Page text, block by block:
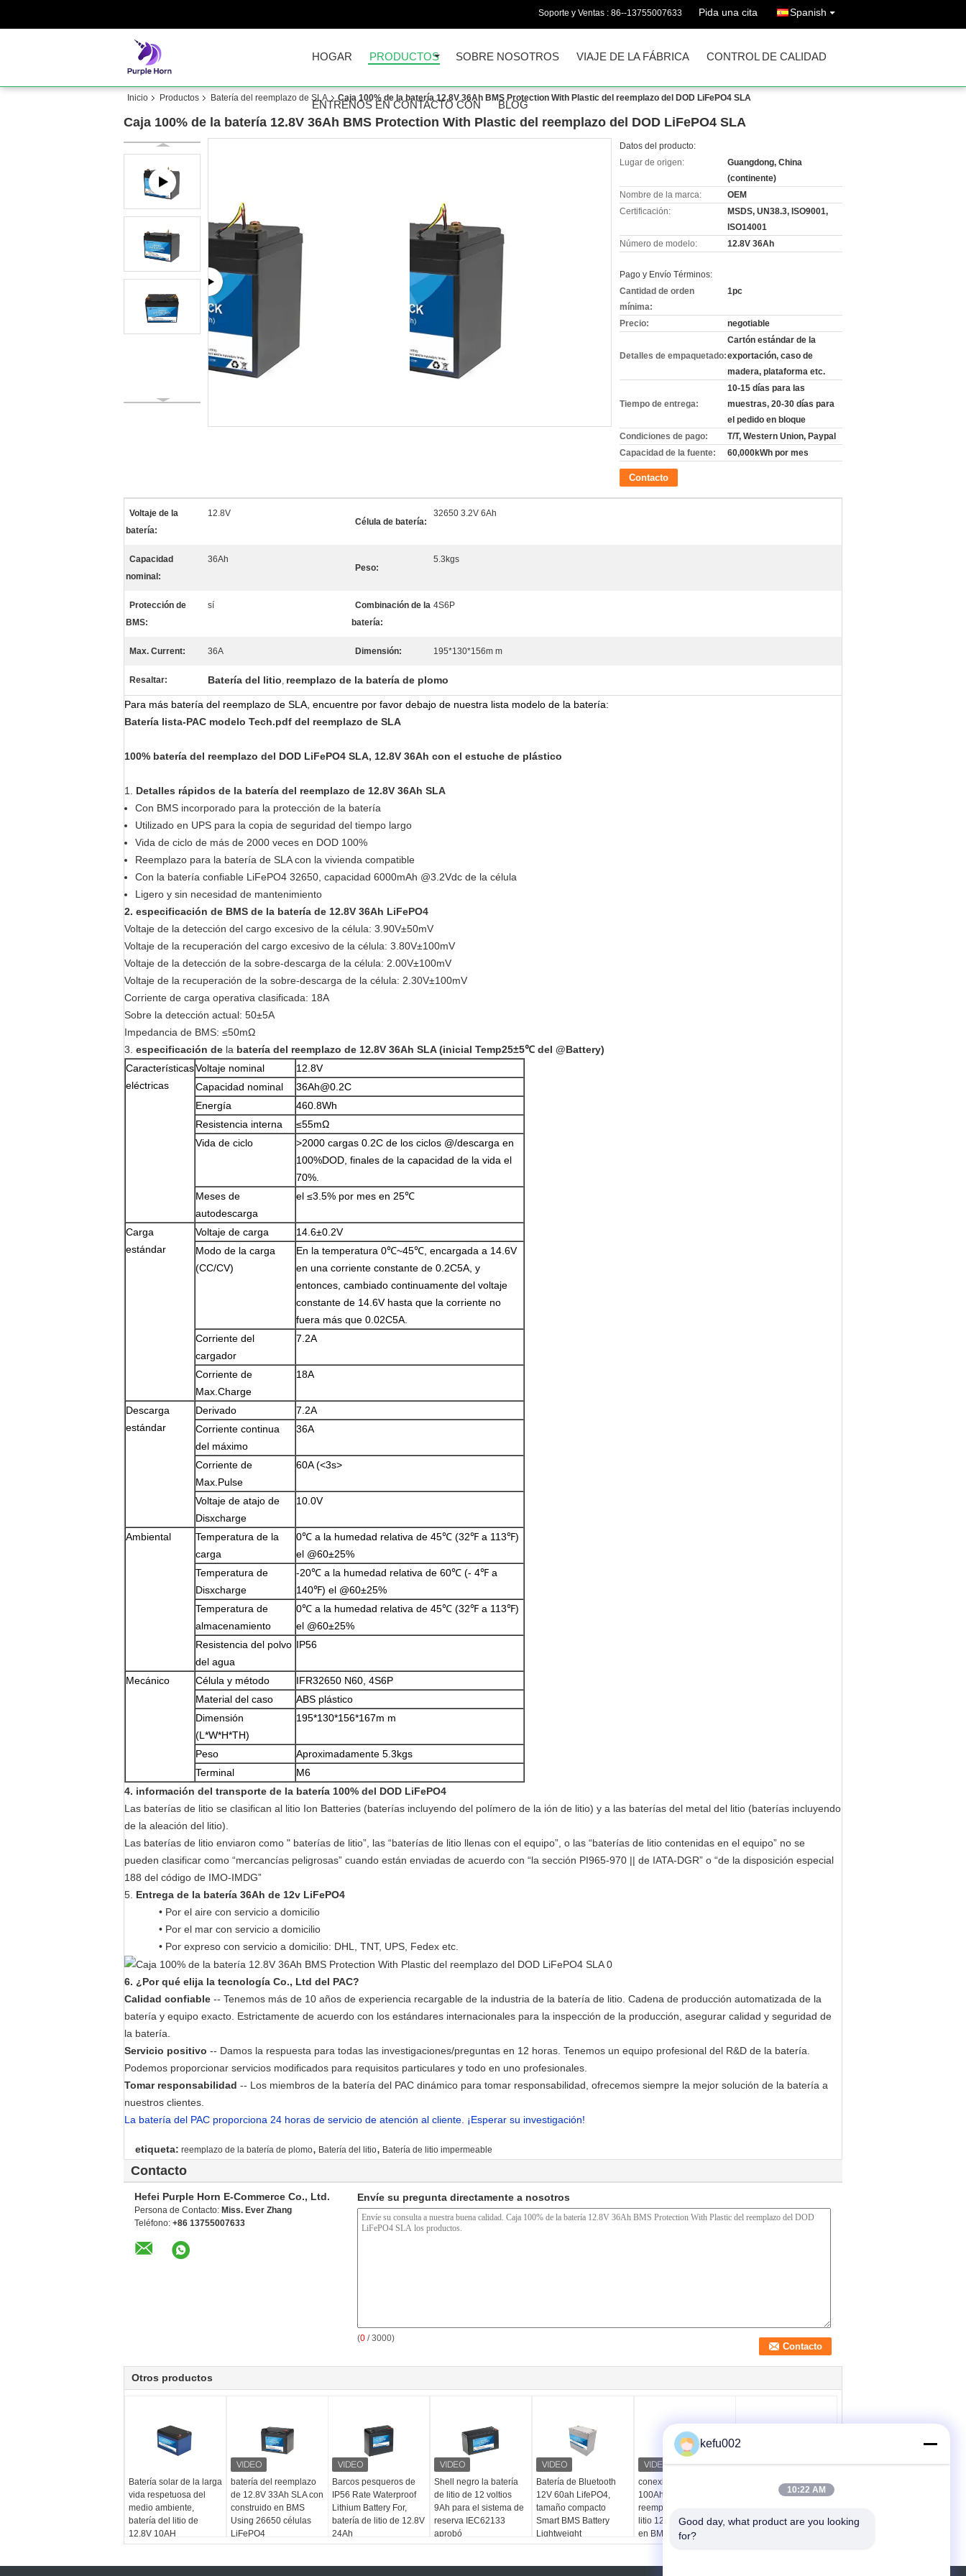
Soporte y Ventas : 86--13755007633 Pida una cita Spanish
HOGAR PRODUCTOS SOBRE NOSOTROS VIAJE DE LA FÁBRICA CONTROL DE CALIDAD
ÉNTRENOS EN CONTACTO CON BLOG
Inicio Productos Batería del reemplazo de SLA Caja 100% de la batería 12.8V 36Ah BMS Protection With Plastic del reemplazo del DOD LiFePO4 SLA
Caja 100% de la batería 12.8V 36Ah BMS Protection With Plastic del reemplazo del DOD LiFePO4 SLA
Datos del producto:
Lugar de origen:
Guangdong, China
(continente)
Nombre de la marca:
OEM
Certificación:
MSDS, UN38.3, ISO9001,
ISO14001
Número de modelo:
12.8V 36Ah
Pago y Envío Términos:
Cantidad de orden
mínima:
1pc
Precio: negotiable
Detalles de empaquetado:
Cartón estándar de la
exportación, caso de
madera, plataforma etc.
Tiempo de entrega:
10-15 días para las
muestras, 20-30 días para
el pedido en bloque
Condiciones de pago:
T/T, Western Union, Paypal
Capacidad de la fuente:
60,000kWh por mes
Contacto
Voltaje de la
batería:
12.8V
Célula de batería:
32650 3.2V 6Ah
Capacidad
nominal:
36Ah
Peso:
5.3kgs
Protección de
BMS:
sí
Combinación de la
batería:
4S6P
Max. Current: 36A Dimensión: 195*130*156m m
Resaltar: Batería del litio, reemplazo de la batería de plomo
Para más batería del reemplazo de SLA, encuentre por favor debajo de nuestra lista modelo de la batería:
Batería lista-PAC modelo Tech.pdf del reemplazo de SLA
100% batería del reemplazo del DOD LiFePO4 SLA, 12.8V 36Ah con el estuche de plástico
1. Detalles rápidos de la batería del reemplazo de 12.8V 36Ah SLA
Con BMS incorporado para la protección de la batería
Utilizado en UPS para la copia de seguridad del tiempo largo
Vida de ciclo de más de 2000 veces en DOD 100%
Reemplazo para la batería de SLA con la vivienda compatible
Con la batería confiable LiFePO4 32650, capacidad 6000mAh @3.2Vdc de la célula
Ligero y sin necesidad de mantenimiento
2. especificación de BMS de la batería de 12.8V 36Ah LiFePO4
Voltaje de la detección del cargo excesivo de la célula: 3.90V±50mV
Voltaje de la recuperación del cargo excesivo de la célula: 3.80V±100mV
Voltaje de la detección de la sobre-descarga de la célula: 2.00V±100mV
Voltaje de la recuperación de la sobre-descarga de la célula: 2.30V±100mV
Corriente de carga operativa clasificada: 18A
Sobre la detección actual: 50±5A
Impedancia de BMS: ≤50mΩ
3. especificación de la batería del reemplazo de 12.8V 36Ah SLA (inicial Temp25±5℃ del @Battery)
Características
eléctricas
Voltaje nominal
12.8V
Capacidad nominal
36Ah@0.2C
Energía
460.8Wh
Resistencia interna
≤55mΩ
Vida de ciclo
>2000 cargas 0.2C de los ciclos @/descarga en
100%DOD, finales de la capacidad de la vida el
70%.
Meses de
autodescarga
el ≤3.5% por mes en 25℃
Carga
estándar
Voltaje de carga
14.6±0.2V
Modo de la carga
(CC/CV)
En la temperatura 0℃~45℃, encargada a 14.6V
en una corriente constante de 0.2C5A, y
entonces, cambiado continuamente del voltaje
constante de 14.6V hasta que la corriente no
fuera más que 0.02C5A.
Corriente del
cargador
7.2A
Corriente de
Max.Charge
18A
Descarga
estándar
Derivado
7.2A
Corriente continua
del máximo
36A
Corriente de
Max.Pulse
60A (<3s>
Voltaje de atajo de
Disxcharge
10.0V
Ambiental
Temperatura de la
carga
0℃ a la humedad relativa de 45℃ (32℉ a 113℉)
el @60±25%
Temperatura de
Disxcharge
-20℃ a la humedad relativa de 60℃ (- 4℉ a
140℉) el @60±25%
Temperatura de
almacenamiento
0℃ a la humedad relativa de 45℃ (32℉ a 113℉)
el @60±25%
Resistencia del polvo
del agua
IP56
Mecánico Célula y método
IFR32650 N60, 4S6P
Material del caso
ABS plástico
Dimensión
(L*W*H*TH)
195*130*156*167m m
Peso
Aproximadamente 5.3kgs
Terminal
M6
4. información del transporte de la batería 100% del DOD LiFePO4
Las baterías de litio se clasifican al litio Ion Batteries (baterías incluyendo del polímero de la ión de litio) y a las baterías del metal del litio (baterías incluyendo
de la aleación del litio).
Las baterías de litio enviaron como " baterías de litio”, las “baterías de litio llenas con el equipo”, o las “baterías de litio contenidas en el equipo” no se
pueden clasificar como “mercancías peligrosas” cuando están enviadas de acuerdo con “la sección PI965-970 || de IATA-DGR” o “de la disposición especial
188 del código de IMO-IMDG”
5. Entrega de la batería 36Ah de 12v LiFePO4
• Por el aire con servicio a domicilio
• Por el mar con servicio a domicilio
• Por expreso con servicio a domicilio: DHL, TNT, UPS, Fedex etc.
6. ¿Por qué elija la tecnología Co., Ltd del PAC?
Calidad confiable -- Tenemos más de 10 años de experiencia recargable de la industria de la batería de litio. Cadena de producción automatizada de la
batería y equipo exacto. Estrictamente de acuerdo con los estándares internacionales para la inspección de la producción, asegurar calidad y seguridad de
la batería.
Servicio positivo -- Damos la respuesta para todas las investigaciones/preguntas en 12 horas. Tenemos un equipo profesional del R&D de la batería.
Podemos proporcionar servicios modificados para requisitos particulares y todo en uno profesionales.
Tomar responsabilidad -- Los miembros de la batería del PAC dinámico para tomar responsabilidad, ofrecemos siempre la mejor solución de la batería a
nuestros clientes.
La batería del PAC proporciona 24 horas de servicio de atención al cliente. ¡Esperar su investigación!
etiqueta: reemplazo de la batería de plomo, Batería del litio, Batería de litio impermeable
Contacto
Hefei Purple Horn E-Commerce Co., Ltd.
Persona de Contacto: Miss. Ever Zhang
Teléfono: +86 13755007633
Envíe su pregunta directamente a nosotros
(0 / 3000)
Otros productos
Batería solar de la larga
vida respetuosa del
medio ambiente,
batería del litio de
12.8V 10AH
batería del reemplazo
de 12.8V 33Ah SLA con
construido en BMS
Using 26650 células
LiFePO4
Barcos pesqueros de
IP56 Rate Waterproof
Lithium Battery For,
batería de litio de 12.8V
24Ah
Shell negro la batería
de litio de 12 voltios
9Ah para el sistema de
reserva IEC62133
aprobó
Batería de Bluetooth
12V 60ah LifePO4,
tamaño compacto
Smart BMS Battery
Lightweight
conexión de la batería
100Ah Bluetooth del
reemplazo de SLA del
litio 12v con construido
en BMS
DC hizo salir la batería
7Ah del reemplazo de
play terminal F2
kefu002
10:22 AM
Good day, what product are you looking
for?